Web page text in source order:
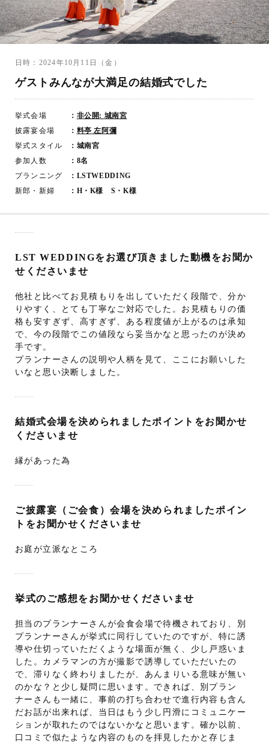
日時：2024年10月11日（金）
ゲストみんなが大満足の結婚式でした
挙式会場 ： 非公開: 城南宮
披露宴会場
： 料亭 左阿彌
挙式スタイル
：城南宮
参加人数
：8名
プランニング
：LSTWEDDING
新郎・新婦
：H・K様 S・K様
LST WEDDINGをお選び頂きました動機をお聞か
せくださいませ
他社と比べてお見積もりを出していただく段階で、分か
りやすく、とても丁寧なご対応でした。お見積もりの価
格も安すぎず、高すぎず、ある程度値が上がるのは承知
で、今の段階でこの値段なら妥当かなと思ったのが決め
手です。
プランナーさんの説明や人柄を見て、ここにお願いした
いなと思い決断しました。
結婚式会場を決められましたポイントをお聞かせ
くださいませ
縁があった為
ご披露宴（ご会食）会場を決められましたポイン
トをお聞かせくださいませ
お庭が立派なところ
挙式のご感想をお聞かせくださいませ
担当のプランナーさんが会食会場で待機されており、別
プランナーさんが挙式に同行していたのですが、特に誘
導や仕切っていただくような場面が無く、少し戸惑いま
した。カメラマンの方が撮影で誘導していただいたの
で、滞りなく終わりましたが、あんまりいる意味が無い
のかな？と少し疑問に思います。できれば、別プラン
ナーさんも一緒に、事前の打ち合わせで進行内容も含ん
だお話が出来れば、当日はもう少し円滑にコミュニケー
ションが取れたのではないかなと思います。確か以前、
口コミで似たような内容のものを拝見したかと存じま